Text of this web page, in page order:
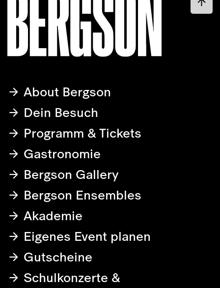
About Bergson
Dein Besuch
Programm & Tickets
Gastronomie
Bergson Gallery
Bergson Ensembles
Akademie
Eigenes Event planen
Gutscheine
Schulkonzerte &